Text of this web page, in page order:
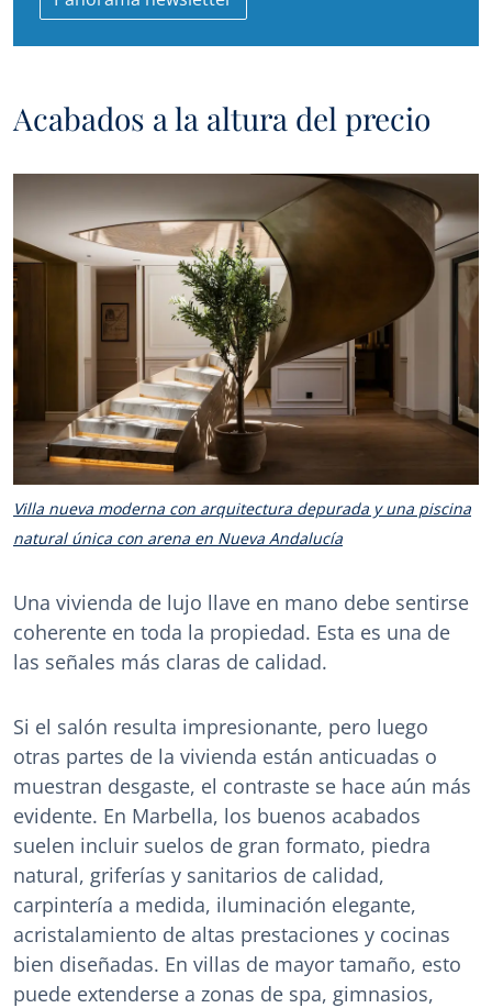
Acabados a la altura del precio
Villa nueva moderna con arquitectura depurada y una piscina
natural única con arena en Nueva Andalucía
Una vivienda de lujo llave en mano debe sentirse
coherente en toda la propiedad. Esta es una de
las señales más claras de calidad.
Si el salón resulta impresionante, pero luego
otras partes de la vivienda están anticuadas o
muestran desgaste, el contraste se hace aún más
evidente. En Marbella, los buenos acabados
suelen incluir suelos de gran formato, piedra
natural, griferías y sanitarios de calidad,
carpintería a medida, iluminación elegante,
acristalamiento de altas prestaciones y cocinas
bien diseñadas. En villas de mayor tamaño, esto
puede extenderse a zonas de spa, gimnasios,